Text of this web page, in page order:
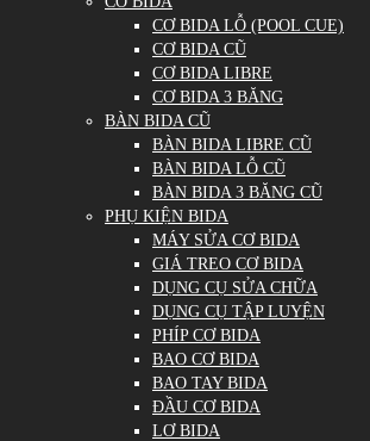
CƠ BIDA LỖ (POOL CUE)
CƠ BIDA CŨ
CƠ BIDA LIBRE
CƠ BIDA 3 BĂNG
BÀN BIDA CŨ
BÀN BIDA LIBRE CŨ
BÀN BIDA LỖ CŨ
BÀN BIDA 3 BĂNG CŨ
PHỤ KIỆN BIDA
MÁY SỬA CƠ BIDA
GIÁ TREO CƠ BIDA
DỤNG CỤ SỬA CHỮA
DỤNG CỤ TẬP LUYỆN
PHÍP CƠ BIDA
BAO CƠ BIDA
BAO TAY BIDA
ĐẦU CƠ BIDA
LƠ BIDA